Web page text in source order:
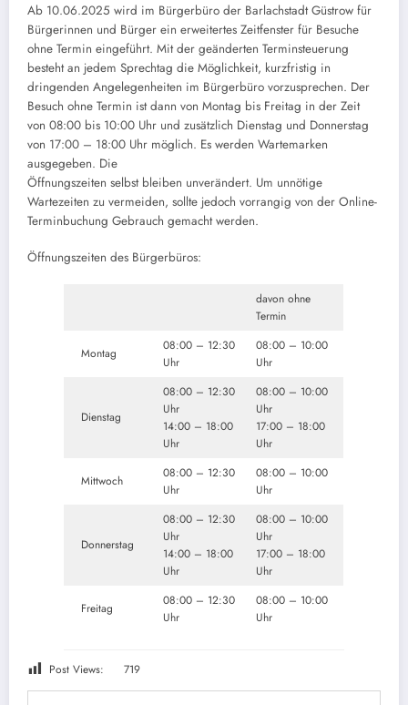
Ab 10.06.2025 wird im Bürgerbüro der Barlachstadt Güstrow für
Bürgerinnen und Bürger ein erweitertes Zeitfenster für Besuche
ohne Termin eingeführt. Mit der geänderten Terminsteuerung
besteht an jedem Sprechtag die Möglichkeit, kurzfristig in
dringenden Angelegenheiten im Bürgerbüro vorzusprechen. Der
Besuch ohne Termin ist dann von Montag bis Freitag in der Zeit
von 08:00 bis 10:00 Uhr und zusätzlich Dienstag und Donnerstag
von 17:00 – 18:00 Uhr möglich. Es werden Wartemarken
ausgegeben. Die
Öffnungszeiten selbst bleiben unverändert. Um unnötige
Wartezeiten zu vermeiden, sollte jedoch vorrangig von der Online-
Terminbuchung Gebrauch gemacht werden.
Öffnungszeiten des Bürgerbüros:
davon ohne
Termin
Montag
08:00 – 12:30
Uhr
08:00 – 10:00
Uhr
Dienstag
08:00 – 12:30
Uhr
14:00 – 18:00
Uhr
08:00 – 10:00
Uhr
17:00 – 18:00
Uhr
Mittwoch
08:00 – 12:30
Uhr
08:00 – 10:00
Uhr
Donnerstag
08:00 – 12:30
Uhr
14:00 – 18:00
Uhr
08:00 – 10:00
Uhr
17:00 – 18:00
Uhr
Freitag
08:00 – 12:30
Uhr
08:00 – 10:00
Uhr
Post Views: 719